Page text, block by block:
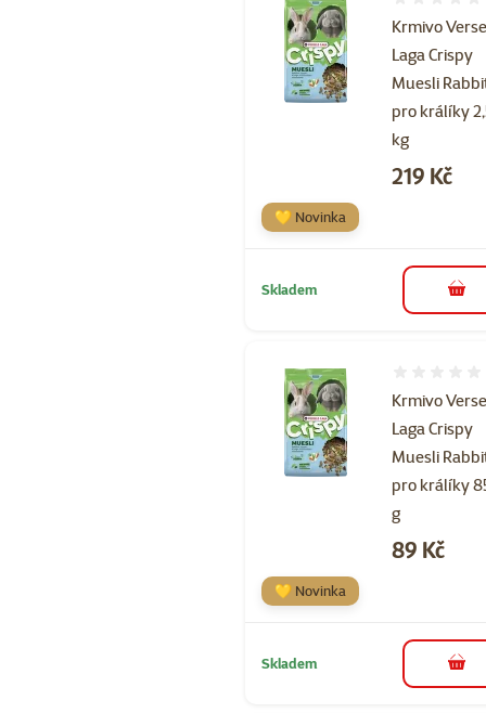
Krmivo
Laga Crispy
Muesli
pro králíky
kg
Cena
219 Kč
💛 Novinka
Skladem do
Krmivo
Laga Crispy
Muesli
pro králíky
g
Cena
89 Kč
💛 Novinka
Skladem do